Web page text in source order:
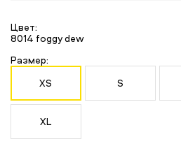
Цвет:
8014 foggy dew
Размер:
XS
S
XL